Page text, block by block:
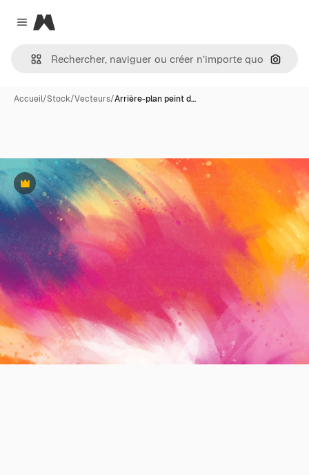
Close menu
Magnific
Accueil/Stock/Vecteurs/Arrière-plan peint d…
Premium